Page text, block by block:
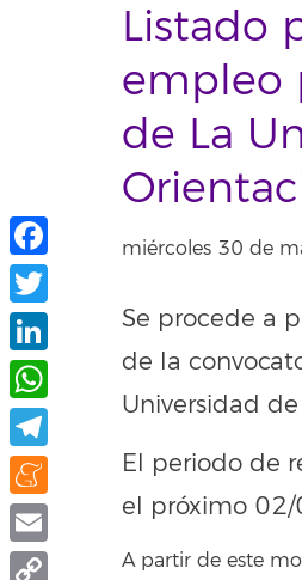
Listado
empleo
de La
miércoles 30 de
Se procede a
de la
Universidad
El periodo de
el próximo
A partir de este
Facebook
Twitter
LinkedIn
WhatsApp
Telegram
Meneame
Email